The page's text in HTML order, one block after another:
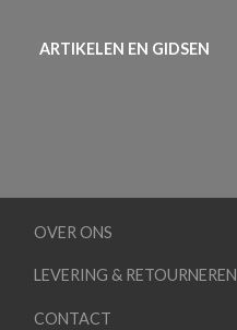
ARTIKELEN EN GIDSEN
OVER ONS
LEVERING & RETOURNEREN
CONTACT